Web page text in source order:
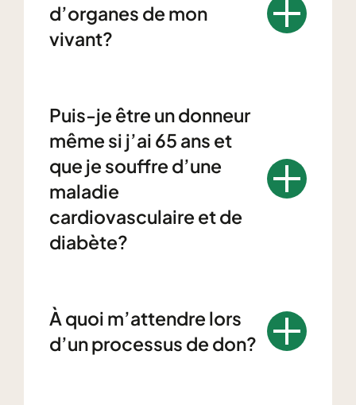
d’organes de mon
vivant?
Puis-je être un donneur
même si j’ai 65 ans et
que je souffre d’une
maladie
cardiovasculaire et de
diabète?
À quoi m’attendre lors
d’un processus de don?